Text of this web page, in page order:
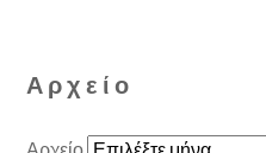
Αρχείο